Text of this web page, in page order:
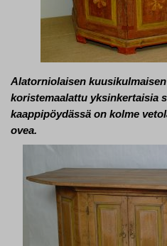
Ala­tor­nio­lai­sen
ko­ris­te­maa­lat­tu yk­sin­ker­tai­sia
kaap­pi­pöy­däs­sä on kolme
ovea.